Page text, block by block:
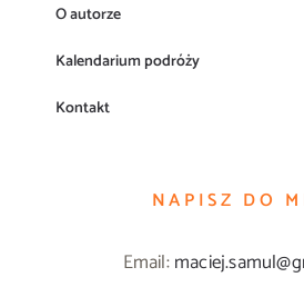
O autorze
Kalendarium podróży
Kontakt
NAPISZ DO
Email: